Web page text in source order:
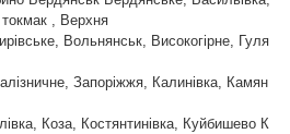
токмак , Верхня
Вольнянськ, Високогірне, Гуля
Запоріжжя, Калинівка, Камян
Коза, Костянтинівка, Куйбишево К